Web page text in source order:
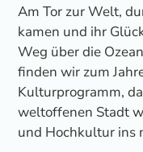
Am Tor zur Welt,
kamen und ihr
Weg über die
finden wir zum
Kulturprogramm,
weltoffenen Stadt
und Hochkultur ins